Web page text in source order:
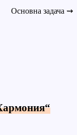
Основна задача ⇝